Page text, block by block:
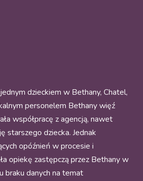
dzieckiem w Bethany, Chatel,
personelem Bethany więź
współpracę z agencją, nawet
starszego dziecka. Jednak
opóźnień w procesie i
opiekę zastępczą przez Bethany w
braku danych na temat